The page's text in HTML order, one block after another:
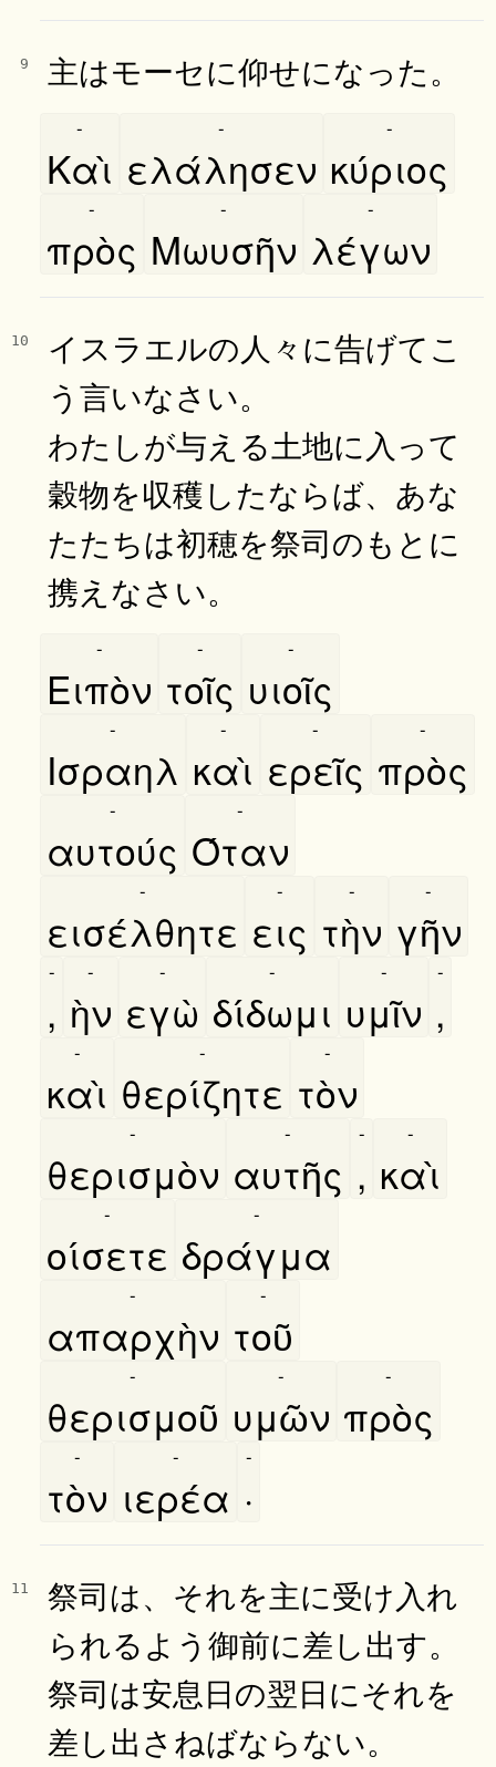
9 主はモーセに仰せになった。
Καὶ
-
ελάλησεν
-
κύριος
-
πρὸς
-
Μωυσῆν
-
λέγων
-
10
イスラエルの人々に告げてこ
う言いなさい。
わたしが与える土地に入って
穀物を収穫したならば、あな
たたちは初穂を祭司のもとに
携えなさい。
Ειπὸν
-
τοῖς
-
υιοῖς
-
Ισραηλ
-
καὶ
-
ερεῖς
-
πρὸς
-
αυτούς
-
Όταν
-
εισέλθητε
-
εις
-
τὴν
-
γῆν
-
,
-
ὴν
-
εγὼ
-
δίδωμι
-
υμῖν
-
,
-
καὶ
-
θερίζητε
-
τὸν
-
θερισμὸν
-
αυτῆς
-
,
-
καὶ
-
οίσετε
-
δράγμα
-
απαρχὴν
-
τοῦ
-
θερισμοῦ
-
υμῶν
-
πρὸς
-
τὸν
-
ιερέα
-
·
-
11
祭司は、それを主に受け入れ
られるよう御前に差し出す。
祭司は安息日の翌日にそれを
差し出さねばならない。